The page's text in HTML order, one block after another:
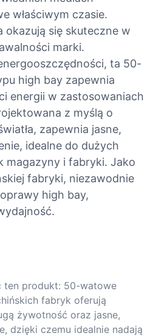
właściwym czasie.
okazują się skuteczne w
marki.
ta 50-
high bay zapewnia
energii w zastosowaniach
z myślą o
zapewnia jasne,
idealne do dużych
magazyny i fabryki. Jako
fabryki, niezawodnie
high bay,
ten produkt: 50-watowe
fabryk oferują
żywotność oraz jasne,
dzięki czemu idealnie nadają